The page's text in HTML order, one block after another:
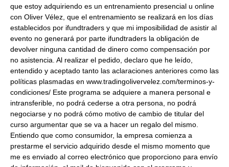
que estoy adquiriendo es un entrenamiento presencial u online
con Oliver Vélez, que el entrenamiento se realizará en los días
establecidos por ifundtraders y que mi imposibilidad de asistir al
evento no generará por parte ifundtraders la obligación de
devolver ninguna cantidad de dinero como compensación por
no asistencia. Al realizar el pedido, declaro que he leído,
entendido y aceptado tanto las aclaraciones anteriores como las
políticas plasmadas en www.tradingolivervelez.com/terminos-y-
condiciones/ Este programa se adquiere a manera personal e
intransferible, no podrá cederse a otra persona, no podrá
negociarse y no podrá cómo motivo de cambio de titular del
curso argumentar que se va a hacer un regalo del mismo.
Entiendo que como consumidor, la empresa comienza a
prestarme el servicio adquirido desde el mismo momento que
me es enviado al correo electrónico que proporciono para envío